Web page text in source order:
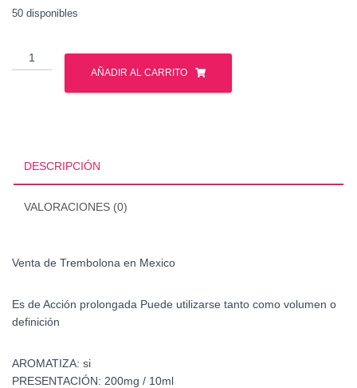
50 disponibles
Venta
de
Trembolona
AÑADIR AL CARRITO
DESCRIPCIÓN
VALORACIONES (0)
Venta de Trembolona en Mexico
Es de Acción prolongada Puede utilizarse tanto como volumen o
definición
AROMATIZA: si
PRESENTACIÓN: 200mg / 10ml